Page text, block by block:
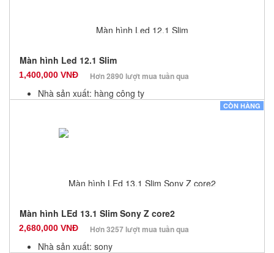
Màn hình Led 12.1 Slim
1,400,000 VNĐ Hơn 2890 lượt mua tuần qua
Nhà sản xuất: hàng công ty
Số lượng: 20
CÒN HÀNG
Màn hình LEd 13.1 Slim Sony Z core2
2,680,000 VNĐ Hơn 3257 lượt mua tuần qua
Nhà sản xuất: sony